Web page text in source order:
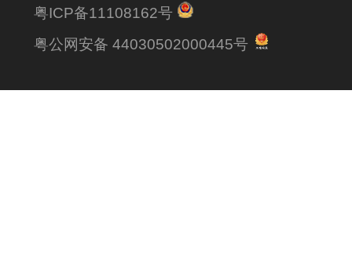
粤ICP备11108162号
粤公网安备 44030502000445号